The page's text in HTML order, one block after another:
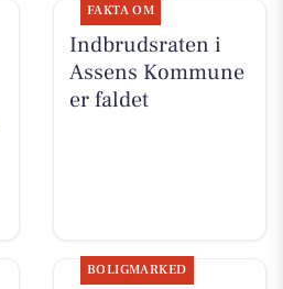
FAKTA OM
Indbrudsraten i
Assens Kommune
er faldet
BOLIGMARKED